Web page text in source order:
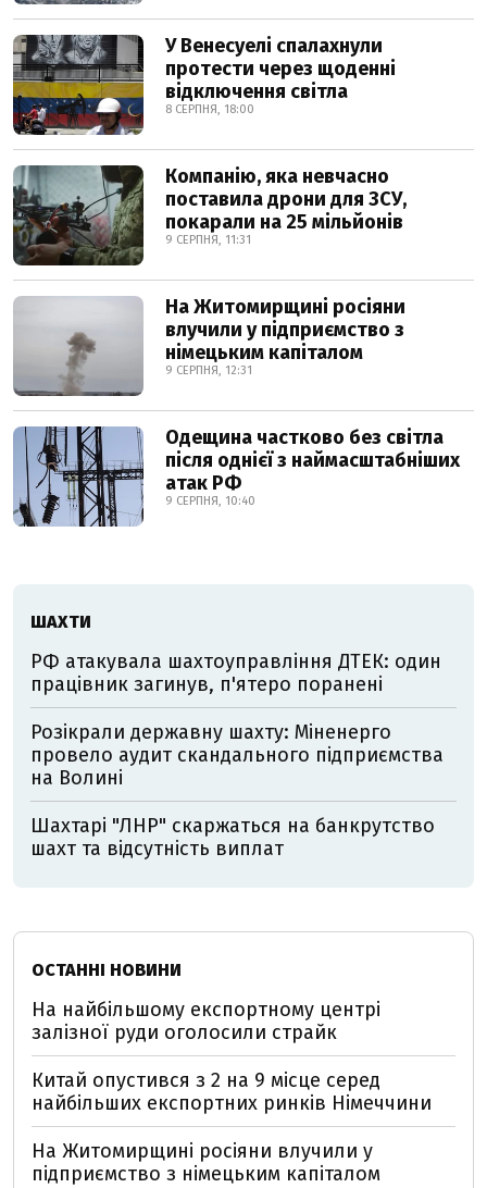
У Венесуелі спалахнули
протести через щоденні
відключення світла
8 СЕРПНЯ, 18:00
Компанію, яка невчасно
поставила дрони для ЗСУ,
покарали на 25 мільйонів
9 СЕРПНЯ, 11:31
На Житомирщині росіяни
влучили у підприємство з
німецьким капіталом
9 СЕРПНЯ, 12:31
Одещина частково без світла
після однієї з наймасштабніших
атак РФ
9 СЕРПНЯ, 10:40
ШАХТИ
РФ атакувала шахтоуправління ДТЕК: один
працівник загинув, п'ятеро поранені
Розікрали державну шахту: Міненерго
провело аудит скандального підприємства
на Волині
Шахтарі "ЛНР" скаржаться на банкрутство
шахт та відсутність виплат
ОСТАННІ НОВИНИ
На найбільшому експортному центрі
залізної руди оголосили страйк
Китай опустився з 2 на 9 місце серед
найбільших експортних ринків Німеччини
На Житомирщині росіяни влучили у
підприємство з німецьким капіталом